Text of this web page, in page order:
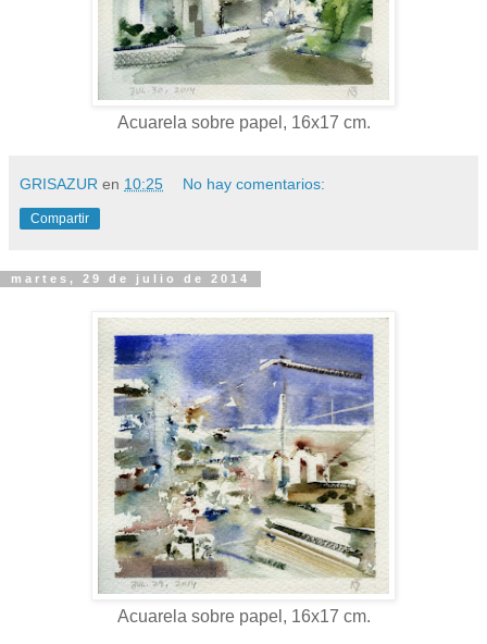
Acuarela sobre papel, 16x17 cm.
GRISAZUR en 10:25 No hay comentarios:
Compartir
martes, 29 de julio de 2014
Acuarela sobre papel, 16x17 cm.